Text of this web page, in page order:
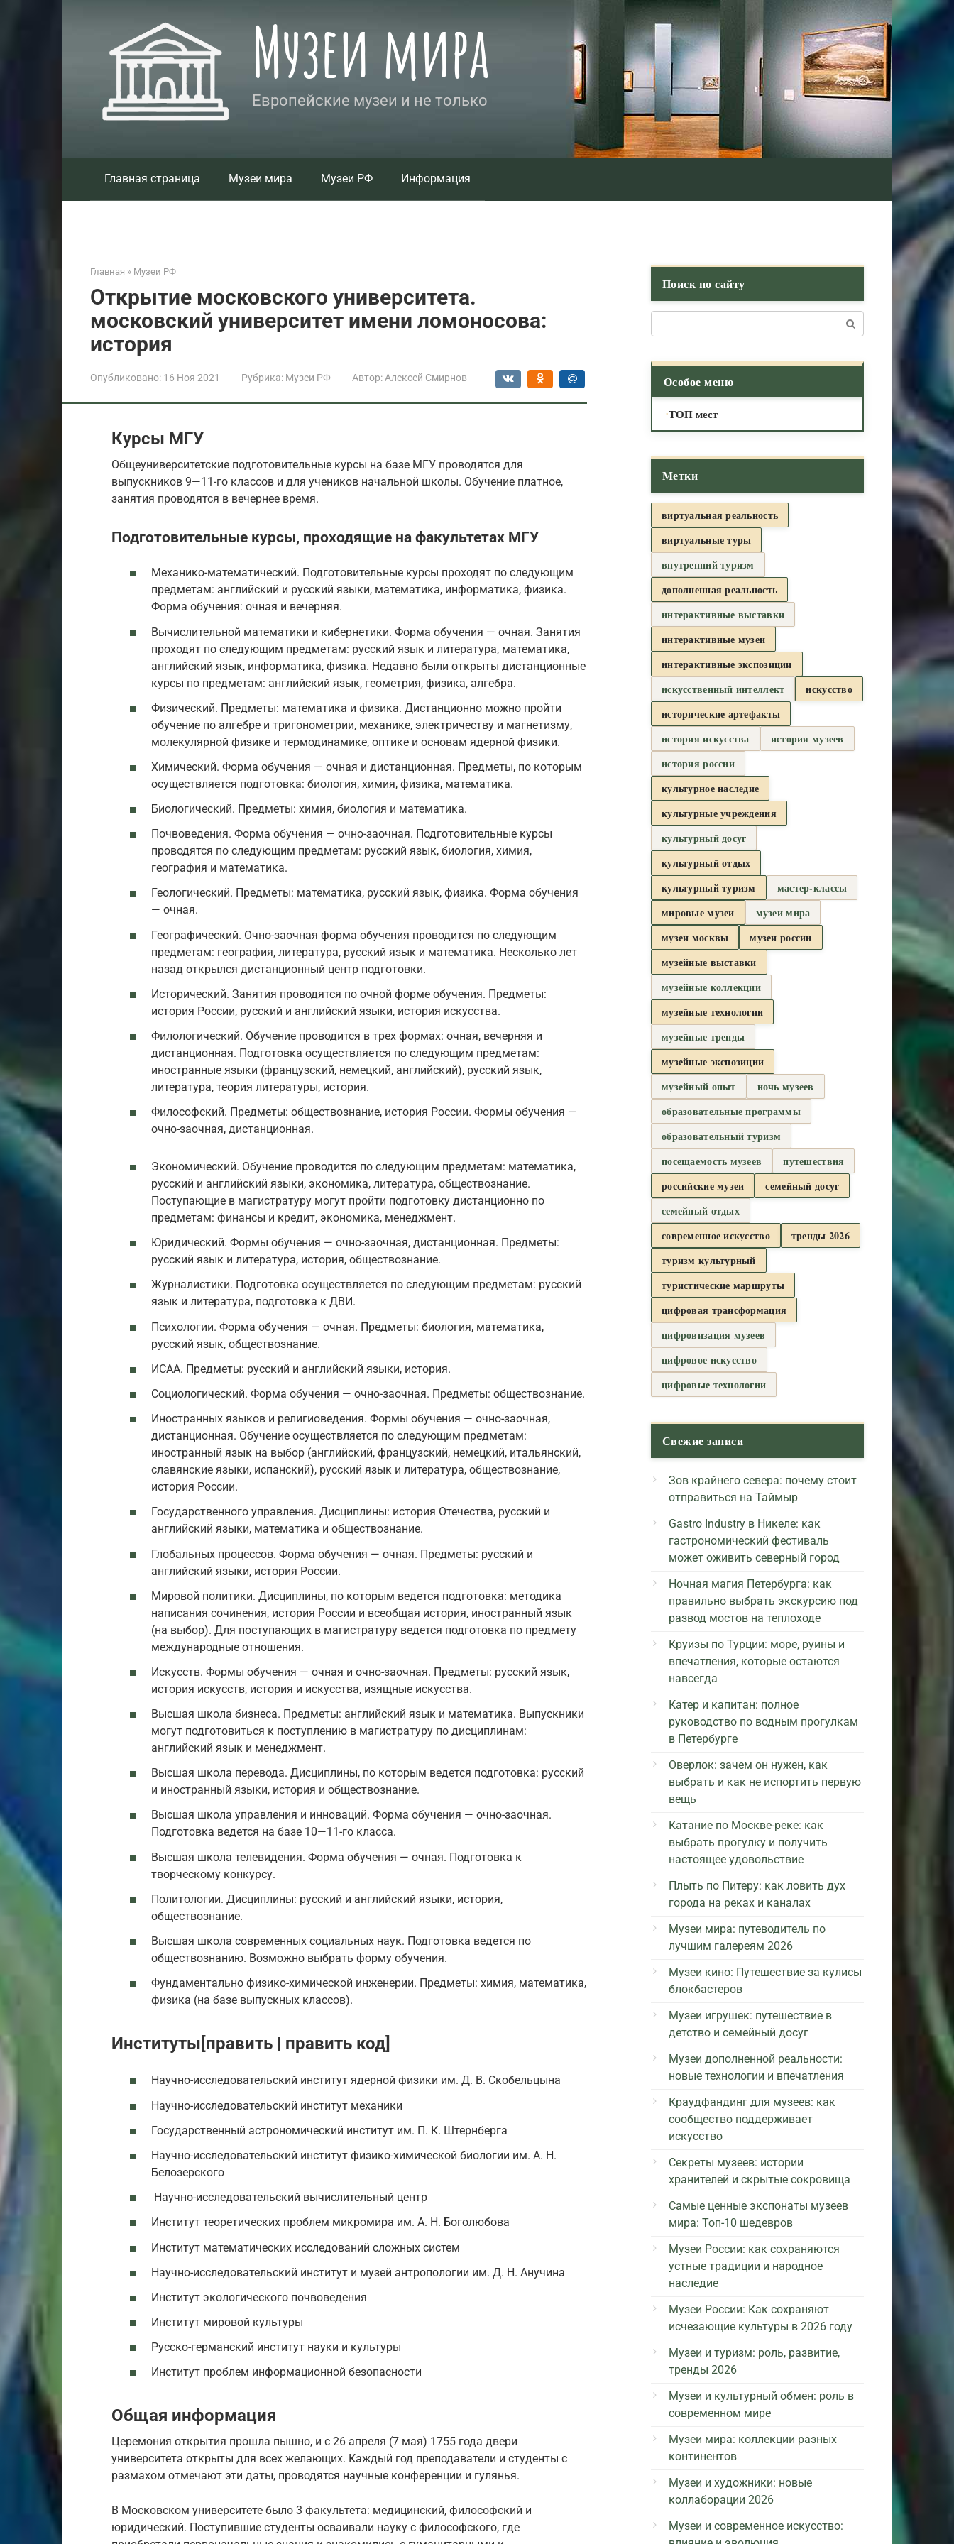
Музеи мира
Европейские музеи и не только
Главная страница Музеи мира Музеи РФ Информация
Главная » Музеи РФ
Открытие московского университета.
московский университет имени ломоносова:
история
Опубликовано: 16 Ноя 2021 Рубрика: Музеи РФ Автор: Алексей Смирнов
Курсы МГУ
Общеуниверситетские подготовительные курсы на базе МГУ проводятся для
выпускников 9—11-го классов и для учеников начальной школы. Обучение платное,
занятия проводятся в вечернее время.
Подготовительные курсы, проходящие на факультетах МГУ
Механико-математический. Подготовительные курсы проходят по следующим
предметам: английский и русский языки, математика, информатика, физика.
Форма обучения: очная и вечерняя.
Вычислительной математики и кибернетики. Форма обучения — очная. Занятия
проходят по следующим предметам: русский язык и литература, математика,
английский язык, информатика, физика. Недавно были открыты дистанционные
курсы по предметам: английский язык, геометрия, физика, алгебра.
Физический. Предметы: математика и физика. Дистанционно можно пройти
обучение по алгебре и тригонометрии, механике, электричеству и магнетизму,
молекулярной физике и термодинамике, оптике и основам ядерной физики.
Химический. Форма обучения — очная и дистанционная. Предметы, по которым
осуществляется подготовка: биология, химия, физика, математика.
Биологический. Предметы: химия, биология и математика.
Почвоведения. Форма обучения — очно-заочная. Подготовительные курсы
проводятся по следующим предметам: русский язык, биология, химия,
география и математика.
Геологический. Предметы: математика, русский язык, физика. Форма обучения
— очная.
Географический. Очно-заочная форма обучения проводится по следующим
предметам: география, литература, русский язык и математика. Несколько лет
назад открылся дистанционный центр подготовки.
Исторический. Занятия проводятся по очной форме обучения. Предметы:
история России, русский и английский языки, история искусства.
Филологический. Обучение проводится в трех формах: очная, вечерняя и
дистанционная. Подготовка осуществляется по следующим предметам:
иностранные языки (французский, немецкий, английский), русский язык,
литература, теория литературы, история.
Философский. Предметы: обществознание, история России. Формы обучения —
очно-заочная, дистанционная.
Экономический. Обучение проводится по следующим предметам: математика,
русский и английский языки, экономика, литература, обществознание.
Поступающие в магистратуру могут пройти подготовку дистанционно по
предметам: финансы и кредит, экономика, менеджмент.
Юридический. Формы обучения — очно-заочная, дистанционная. Предметы:
русский язык и литература, история, обществознание.
Журналистики. Подготовка осуществляется по следующим предметам: русский
язык и литература, подготовка к ДВИ.
Психологии. Форма обучения — очная. Предметы: биология, математика,
русский язык, обществознание.
ИСАА. Предметы: русский и английский языки, история.
Социологический. Форма обучения — очно-заочная. Предметы: обществознание.
Иностранных языков и религиоведения. Формы обучения — очно-заочная,
дистанционная. Обучение осуществляется по следующим предметам:
иностранный язык на выбор (английский, французский, немецкий, итальянский,
славянские языки, испанский), русский язык и литература, обществознание,
история России.
Государственного управления. Дисциплины: история Отечества, русский и
английский языки, математика и обществознание.
Глобальных процессов. Форма обучения — очная. Предметы: русский и
английский языки, история России.
Мировой политики. Дисциплины, по которым ведется подготовка: методика
написания сочинения, история России и всеобщая история, иностранный язык
(на выбор). Для поступающих в магистратуру ведется подготовка по предмету
международные отношения.
Искусств. Формы обучения — очная и очно-заочная. Предметы: русский язык,
история искусств, история и искусства, изящные искусства.
Высшая школа бизнеса. Предметы: английский язык и математика. Выпускники
могут подготовиться к поступлению в магистратуру по дисциплинам:
английский язык и менеджмент.
Высшая школа перевода. Дисциплины, по которым ведется подготовка: русский
и иностранный языки, история и обществознание.
Высшая школа управления и инноваций. Форма обучения — очно-заочная.
Подготовка ведется на базе 10—11-го класса.
Высшая школа телевидения. Форма обучения — очная. Подготовка к
творческому конкурсу.
Политологии. Дисциплины: русский и английский языки, история,
обществознание.
Высшая школа современных социальных наук. Подготовка ведется по
обществознанию. Возможно выбрать форму обучения.
Фундаментально физико-химической инженерии. Предметы: химия, математика,
физика (на базе выпускных классов).
Институты[править | править код]
Научно-исследовательский институт ядерной физики им. Д. В. Скобельцына
Научно-исследовательский институт механики
Государственный астрономический институт им. П. К. Штернберга
Научно-исследовательский институт физико-химической биологии им. А. Н.
Белозерского
Научно-исследовательский вычислительный центр
Институт теоретических проблем микромира им. А. Н. Боголюбова
Институт математических исследований сложных систем
Научно-исследовательский институт и музей антропологии им. Д. Н. Анучина
Институт экологического почвоведения
Институт мировой культуры
Русско-германский институт науки и культуры
Институт проблем информационной безопасности
Общая информация
Церемония открытия прошла пышно, и с 26 апреля (7 мая) 1755 года двери
университета открыты для всех желающих. Каждый год преподаватели и студенты с
размахом отмечают эти даты, проводятся научные конференции и гулянья.
В Московском университете было 3 факультета: медицинский, философский и
юридический. Поступившие студенты осваивали науку с философского, где
Поиск по сайту
Особое меню
ТОП мест
Метки
виртуальная реальность
виртуальные туры
внутренний туризм
дополненная реальность
интерактивные выставки
интерактивные музеи
интерактивные экспозиции
искусственный интеллект
искусство
исторические артефакты
история искусства
история музеев
история россии
культурное наследие
культурные учреждения
культурный досуг
культурный отдых
культурный туризм
мастер-классы
мировые музеи
музеи мира
музеи москвы
музеи россии
музейные выставки
музейные коллекции
музейные технологии
музейные тренды
музейные экспозиции
музейный опыт
ночь музеев
образовательные программы
образовательный туризм
посещаемость музеев
путешествия
российские музеи
семейный досуг
семейный отдых
современное искусство
тренды 2026
туризм культурный
туристические маршруты
цифровая трансформация
цифровизация музеев
цифровое искусство
цифровые технологии
Свежие записи
Зов крайнего севера: почему стоит
отправиться на Таймыр
Gastro Industry в Никеле: как
гастрономический фестиваль
может оживить северный город
Ночная магия Петербурга: как
правильно выбрать экскурсию под
развод мостов на теплоходе
Круизы по Турции: море, руины и
впечатления, которые остаются
навсегда
Катер и капитан: полное
руководство по водным прогулкам
в Петербурге
Оверлок: зачем он нужен, как
выбрать и как не испортить первую
вещь
Катание по Москве-реке: как
выбрать прогулку и получить
настоящее удовольствие
Плыть по Питеру: как ловить дух
города на реках и каналах
Музеи мира: путеводитель по
лучшим галереям 2026
Музеи кино: Путешествие за кулисы
блокбастеров
Музеи игрушек: путешествие в
детство и семейный досуг
Музеи дополненной реальности:
новые технологии и впечатления
Краудфандинг для музеев: как
сообщество поддерживает
искусство
Секреты музеев: истории
хранителей и скрытые сокровища
Самые ценные экспонаты музеев
мира: Топ-10 шедевров
Музеи России: как сохраняются
устные традиции и народное
наследие
Музеи России: Как сохраняют
исчезающие культуры в 2026 году
Музеи и туризм: роль, развитие,
тренды 2026
Музеи и культурный обмен: роль в
современном мире
Музеи мира: коллекции разных
континентов
Музеи и художники: новые
коллаборации 2026
Музеи и современное искусство: